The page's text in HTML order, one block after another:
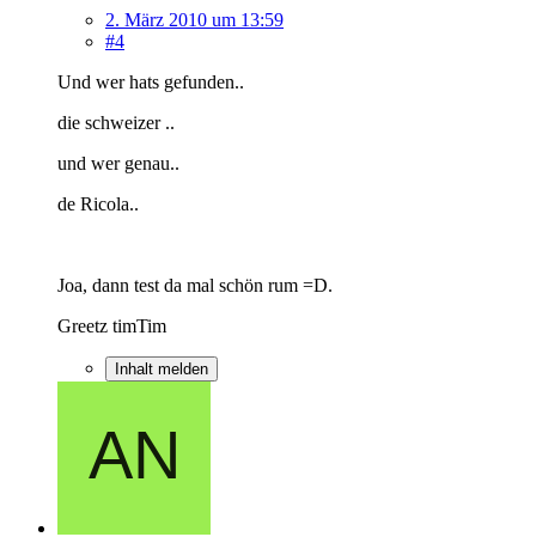
2. März 2010 um 13:59
#4
Und wer hats gefunden..
die schweizer ..
und wer genau..
de Ricola..
Joa, dann test da mal schön rum =D.
Greetz timTim
Inhalt melden